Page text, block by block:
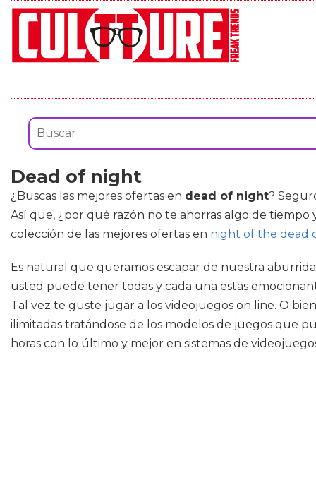
Dead of night
¿Buscas las mejores ofertas en dead of night?
Así que, ¿por qué razón no te ahorras algo de
colección de las mejores ofertas en night of the dead
Es natural que queramos escapar de nuestra
usted puede tener todas y cada una estas
Tal vez te guste jugar a los videojuegos on line. O
ilimitadas tratándose de los modelos de juegos que
horas con lo último y mejor en sistemas de